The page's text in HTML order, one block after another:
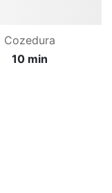
Cozedura
10 min